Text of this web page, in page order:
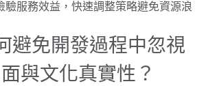
驗服務效益，快速調整策略避免資源浪
避免開發過程中忽視
與文化真實性？